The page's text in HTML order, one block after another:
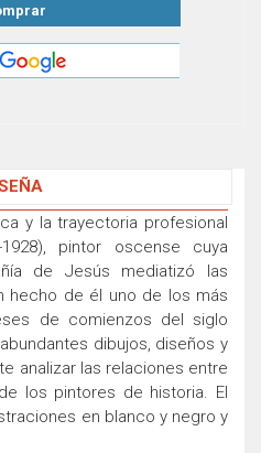
y la trayectoria profesional
pintor oscense cuya
de Jesús mediatizó las
hecho de él uno de los más
de comienzos del siglo
dibujos, diseños y
analizar las relaciones entre
los pintores de historia. El
en blanco y negro y